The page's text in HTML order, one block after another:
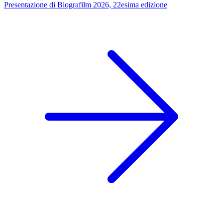
Presentazione di Biografilm 2026, 22esima edizione